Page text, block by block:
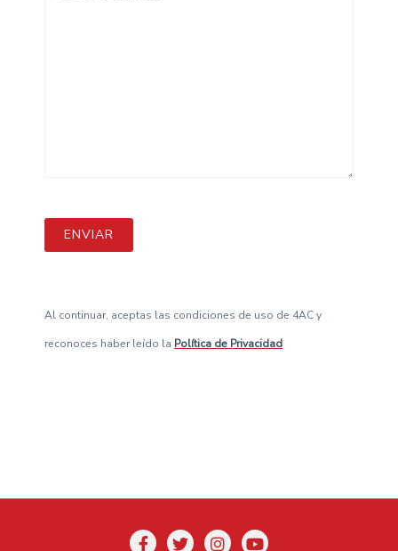
Al continuar, aceptas las condiciones de uso de 4AC y
reconoces haber leído la Política de Privacidad